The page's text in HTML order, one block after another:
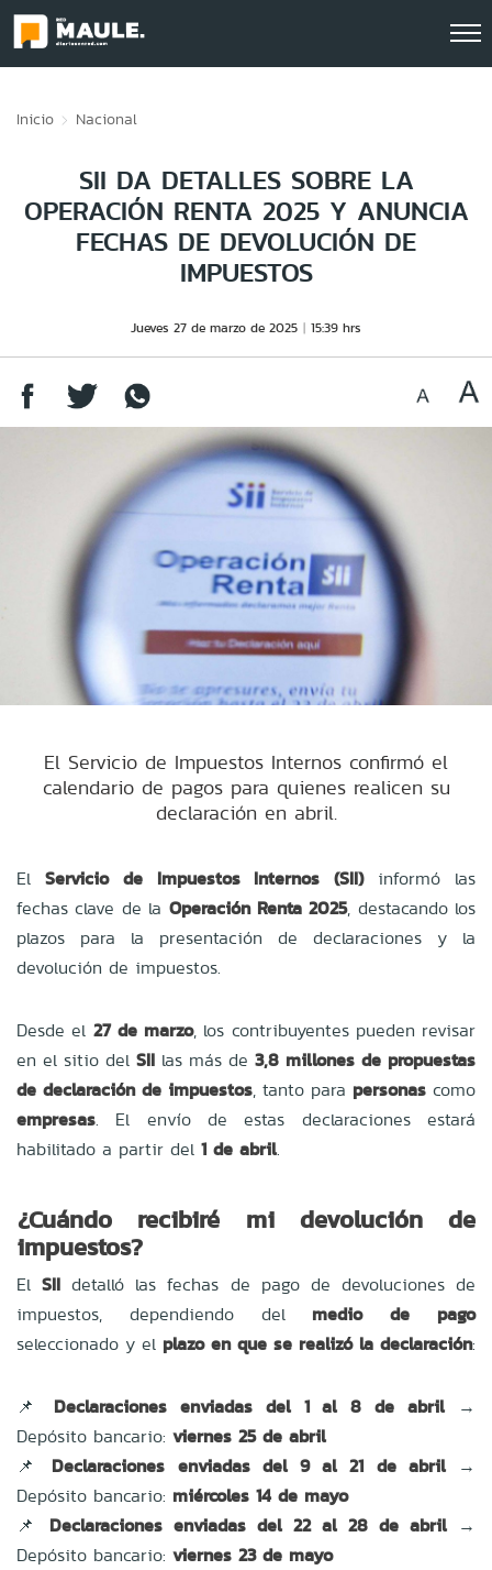
Inicio Nacional
SII DA DETALLES SOBRE LA
OPERACIÓN RENTA 2025 Y ANUNCIA
FECHAS DE DEVOLUCIÓN DE
IMPUESTOS
Jueves 27 de marzo de 2025 15:39 hrs
El Servicio de Impuestos Internos confirmó el
calendario de pagos para quienes realicen su
declaración en abril.
El Servicio de Impuestos Internos (SII)informó las
fechas clave de la Operación Renta 2025, destacando los
plazos para la presentación de declaraciones y la
devolución de impuestos.
Desde el 27 de marzo, los contribuyentes pueden revisar
en el sitio del SII las más de 3,8 millones de propuestas
de declaración de impuestos, tanto para personas como
empresas. El envío de estas declaraciones estará
habilitado a partir del 1 de abril.
¿Cuándo recibiré mi devolución de
impuestos?
ElSII detalló las fechas de pago de devoluciones de
impuestos, dependiendo del medio de pago
seleccionado y el plazo en que se realizó la declaración:
📌 Declaraciones enviadas del 1 al 8 de abril →
Depósito bancario: viernes 25 de abril
📌 Declaraciones enviadas del 9 al 21 de abril→
Depósito bancario: miércoles 14 de mayo
📌 Declaraciones enviadas del 22 al 28 de abril →
Depósito bancario: viernes 23 de mayo